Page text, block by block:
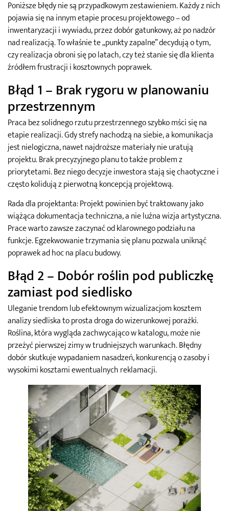
Poniższe błędy nie są przypadkowym zestawieniem. Każdy z nich
pojawia się na innym etapie procesu projektowego – od
inwentaryzacji i wywiadu, przez dobór gatunkowy, aż po nadzór
nad realizacją. To właśnie te „punkty zapalne” decydują o tym,
czy realizacja obroni się po latach, czy też stanie się dla klienta
źródłem frustracji i kosztownych poprawek.
Błąd 1 – Brak rygoru w planowaniu
przestrzennym
Praca bez solidnego rzutu przestrzennego szybko mści się na
etapie realizacji. Gdy strefy nachodzą na siebie, a komunikacja
jest nielogiczna, nawet najdroższe materiały nie uratują
projektu. Brak precyzyjnego planu to także problem z
priorytetami. Bez niego decyzje inwestora stają się chaotyczne i
często kolidują z pierwotną koncepcją projektową.
Rada dla projektanta: Projekt powinien być traktowany jako
wiążąca dokumentacja techniczna, a nie luźna wizja artystyczna.
Prace warto zawsze zaczynać od klarownego podziału na
funkcje. Egzekwowanie trzymania się planu pozwala uniknąć
poprawek ad hoc na placu budowy.
Błąd 2 – Dobór roślin pod publiczkę
zamiast pod siedlisko
Uleganie trendom lub efektownym wizualizacjom kosztem
analizy siedliska to prosta droga do wizerunkowej porażki.
Roślina, która wygląda zachwycająco w katalogu, może nie
przeżyć pierwszej zimy w trudniejszych warunkach. Błędny
dobór skutkuje wypadaniem nasadzeń, konkurencją o zasoby i
wysokimi kosztami ewentualnych reklamacji.